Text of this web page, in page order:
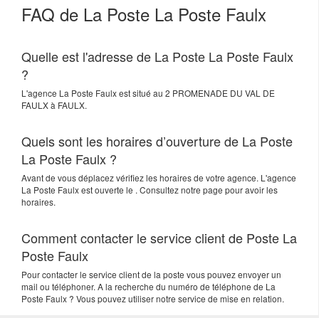
FAQ de La Poste La Poste Faulx
Quelle est l'adresse de La Poste La Poste Faulx
?
L'agence La Poste Faulxest situé au 2 PROMENADE DU VAL DE
FAULXà FAULX.
Quels sont les horaires d’ouverture de La Poste
La Poste Faulx ?
Avant de vous déplacez vérifiez les horaires de votre agence. L'agence
La Poste Faulx est ouverte le . Consultez notre page pour avoir les
horaires.
Comment contacter le service client de Poste La
Poste Faulx
Pour contacter le service client de la poste vous pouvez envoyer un
mail ou téléphoner. A la recherche du numéro de téléphone de La
Poste Faulx ? Vous pouvez utiliser notre service de mise en relation.